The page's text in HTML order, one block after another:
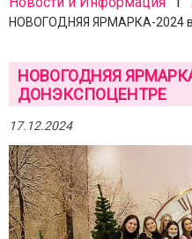
НОВОГОДНЯЯ ЯРМАРКА-2024
НОВОГОДНЯЯ
ДОНЭКСПОЦЕНТРЕ
17.12.2024